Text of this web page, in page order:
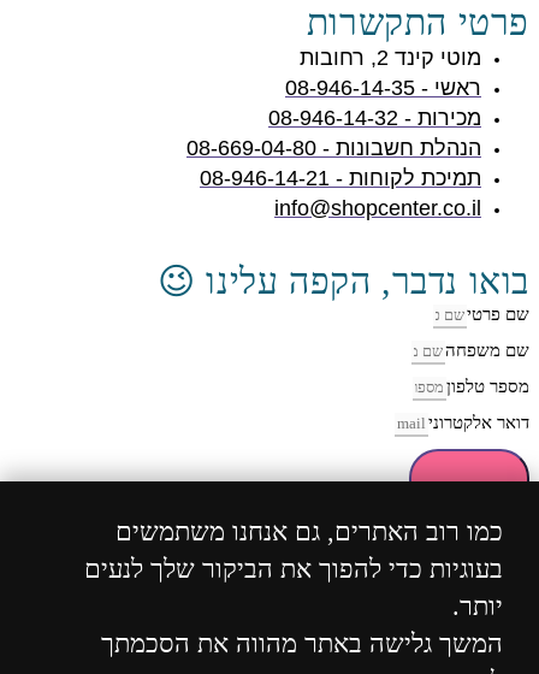
כמו רוב האתרים, גם אנחנו משתמשים
בעוגיות כדי להפוך את הביקור שלך לנעים
יותר.
המשך גלישה באתר מהווה את הסכמתך
פרטי התקשרות
מוטי קינד 2, רחובות
ראשי - 08-946-14-35
מכירות - 08-946-14-32
הנהלת חשבונות - 08-669-04-80
תמיכת לקוחות - 08-946-14-21
info@shopcenter.co.il
בואו נדבר, הקפה עלינו 😉
שם פרטי
שם משפחה
מספר טלפון
דואר אלקטרוני
כל הזכויות שמורות 2004 - 2024 © ShopCenter